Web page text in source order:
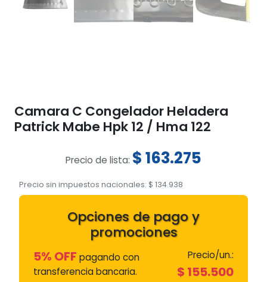
Camara C Congelador Heladera
Patrick Mabe Hpk 12 / Hma 122
Precio de lista: $163.275
Precio sin impuestos nacionales: $ 134.938
Opciones de pago y
promociones
5% OFF pagando con
transferencia bancaria.
Precio/un.:
$ 155.500